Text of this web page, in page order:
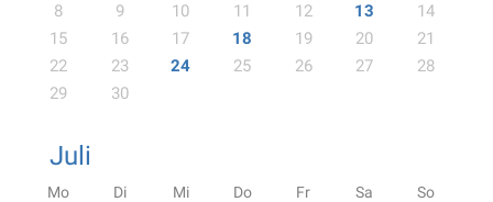
8
9 10 11 12 13
14
15
16 17 18 19 20
21
22
23 24 25 26 27
28
29
30
Juli
Mo Di Mi Do Fr Sa So